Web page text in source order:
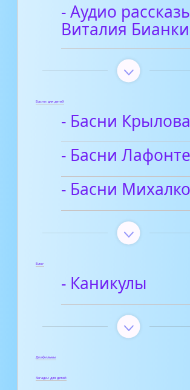
- Аудио
Виталия Бианки
Басни для детей
- Басни Крылова
- Басни
- Басни
Блог
- Каникулы
Диафильмы
Загадки для детей